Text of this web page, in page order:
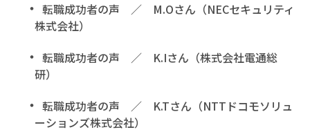
転職成功者の声 ／ M.Oさん（NECセキュリティ
株式会社）
転職成功者の声 ／ K.Iさん（株式会社電通総
研）
転職成功者の声 ／ K.Tさん（NTTドコモソリュ
ーションズ株式会社）